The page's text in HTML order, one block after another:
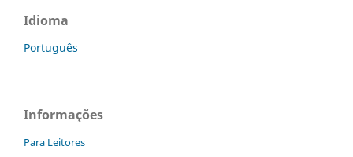
Idioma
Português
Informações
Para Leitores